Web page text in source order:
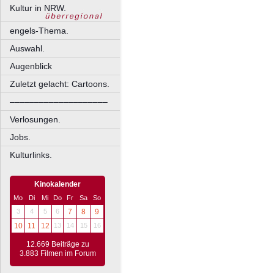
Kultur in NRW.
engels-Thema.
Auswahl.
Augenblick
Zuletzt gelacht: Cartoons.
––––––––––––––––––––
Verlosungen.
Jobs.
Kulturlinks.
Kinokalender
Mo Di Mi Do Fr Sa
So
3
4 5 6 7 8
9
10
11 12 13 14 15 16
12.669 Beiträge zu
3.883 Filmen im Forum